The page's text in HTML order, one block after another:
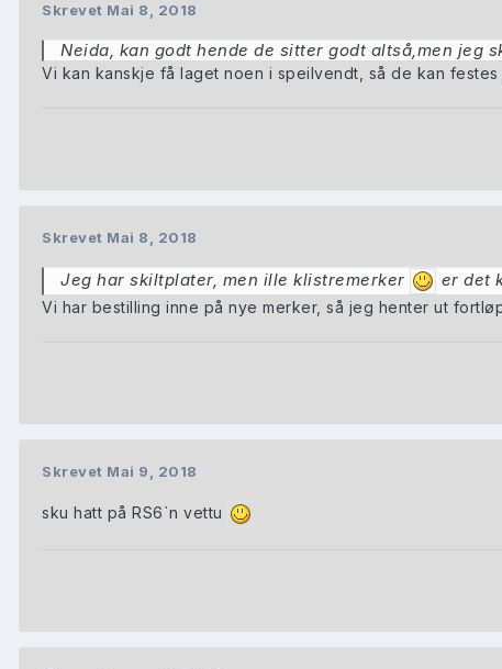
Skrevet Mai 8, 2018
Neida, kan godt hende de sitter godt altså,men jeg
Vi kan kanskje få laget noen i speilvendt, så de kan
Skrevet Mai 8, 2018
Jeg har skiltplater, men ille klistremerker er det
Vi har bestilling inne på nye merker, så jeg henter ut
Skrevet Mai 9, 2018
sku hatt på RS6`n vettu